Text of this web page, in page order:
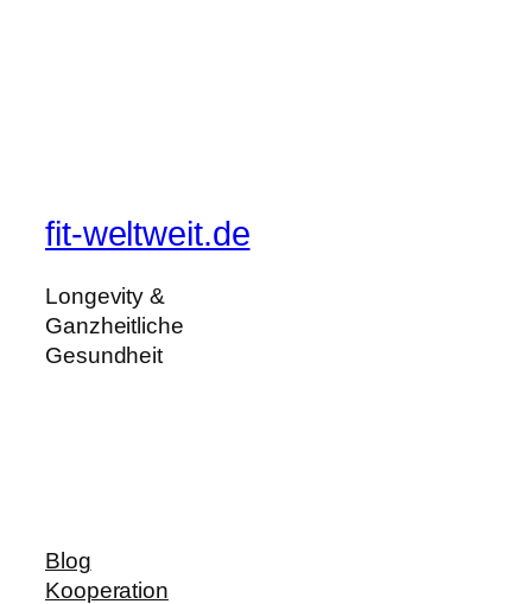
fit-weltweit.de
Longevity &
Ganzheitliche
Gesundheit
Blog
Kooperation